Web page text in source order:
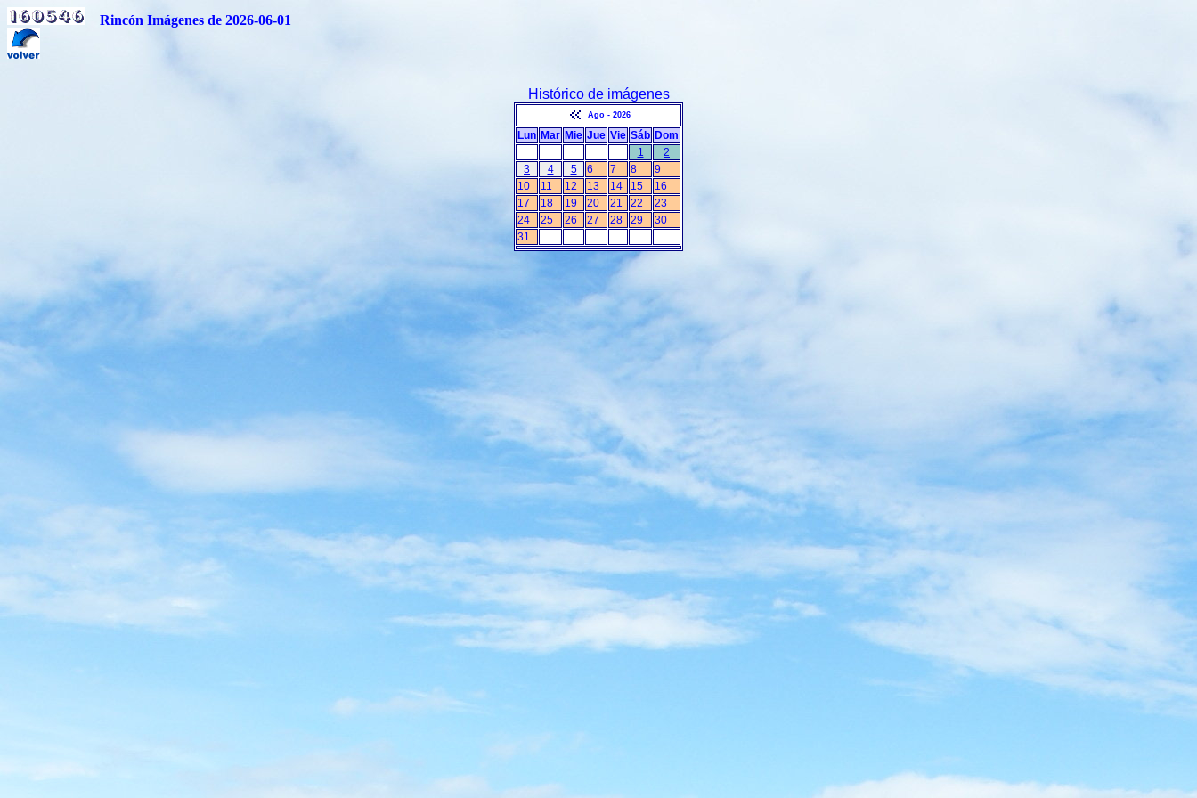
Rincón Imágenes de 2026-06-01
Histórico de imágenes
Ago - 2026
Lun Mar Mie Jue Vie Sáb Dom
1
2
3
4 5 6 7 8
9
10
11 12 13 14 15
16
17
18 19 20 21 22
23
24
25 26 27 28 29
30
31